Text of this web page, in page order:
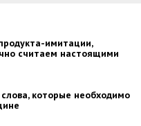
имитации,
считаем настоящими
которые необходимо